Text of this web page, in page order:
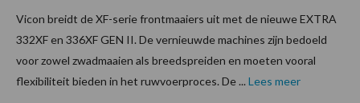
Vicon breidt de XF-serie frontmaaiers uit met de nieuwe EXTRA
332XF en 336XF GEN II. De vernieuwde machines zijn bedoeld
voor zowel zwadmaaien als breedspreiden en moeten vooral
flexibiliteit bieden in het ruwvoerproces. De ... Lees meer